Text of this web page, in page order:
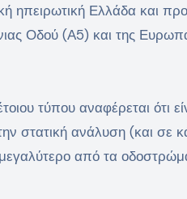
ηπειρωτική Ελλάδα και
Οδού (Α5) και της
τύπου αναφέρεται ότι
στατική ανάλυση (και σε
από τα